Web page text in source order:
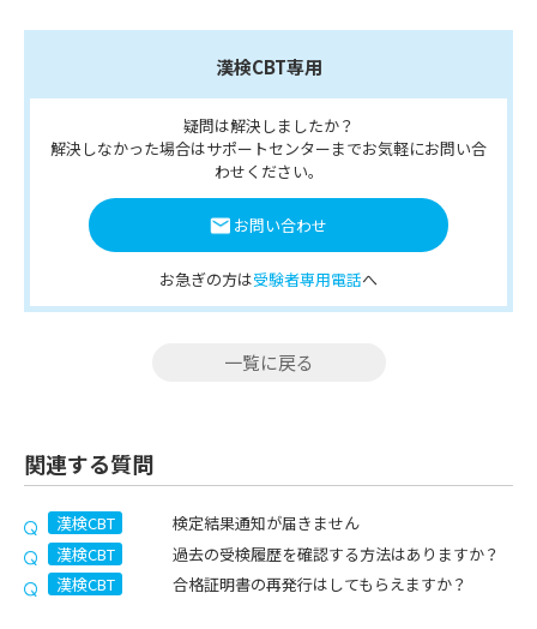
漢検CBT専用
疑問は解決しましたか？
解決しなかった場合はサポートセンターまでお気軽にお問い合
わせください。
お問い合わせ
お急ぎの方は受験者専用電話へ
一覧に戻る
関連する質問
漢検CBT
検定結果通知が届きません
漢検CBT
過去の受検履歴を確認する方法はありますか？
漢検CBT
合格証明書の再発行はしてもらえますか？